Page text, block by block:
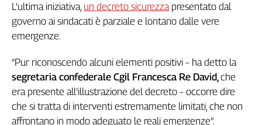
Abruzzo-
Molise
Alto
Basilicata
Calabria
Campania
Emilia-
L’ultima iniziativa, un decreto sicurezzapresentato dal
governo ai sindacati è parziale e lontano dalle vere
emergenze.
“Pur riconoscendo alcuni elementi positivi – ha detto la
segretaria confederale Cgil Francesca Re David,che
era presente all’illustrazione del decreto – occorre dire
che si tratta di interventi estremamente limitati, che non
affrontano in modo adeguato le reali emergenze”.